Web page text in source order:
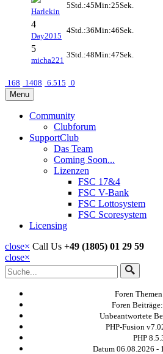
Harlekin
5Std.:45Min:25Sek.
4
Day2015
4Std.:36Min:46Sek.
5
micha221
3Std.:48Min:47Sek.
168 1408 6.515 0
Menu
Community
Clubforum
SupportClub
Das Team
Coming Soon...
Lizenzen
FSC 17&4
FSC V-Bank
FSC Lottosystem
FSC Scoresystem
Licensing
close× Call Us +49 (1805) 01 29 59
close×
Foren
Foren Beiträge:
Unbeantwortete
PHP-Fusion
PHP
Datum 06.08.2026 -